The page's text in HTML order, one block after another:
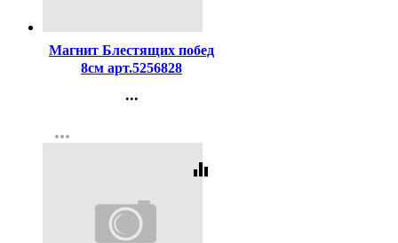
Магнит Блестящих побед
8см арт.5256828
...
Регистрация
more_horiz
equalizer